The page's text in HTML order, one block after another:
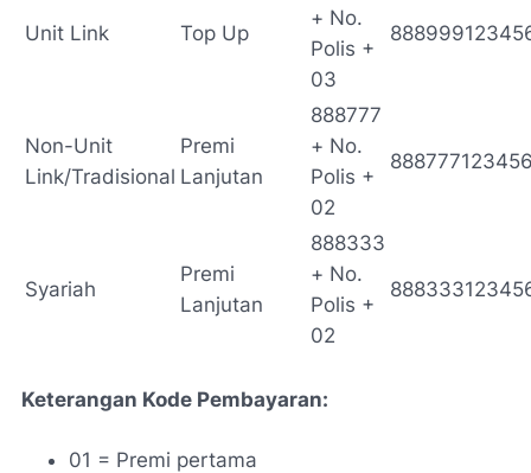
Unit Link Top Up
+ No.
Polis +
03
Non-Unit
Link/Tradisional
Premi
Lanjutan
888777
+ No.
Polis +
02
Syariah
Premi
Lanjutan
888333
+ No.
Polis +
02
Keterangan Kode Pembayaran:
01 = Premi pertama